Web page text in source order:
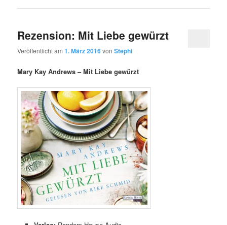
Rezension: Mit Liebe gewürzt
Veröffentlicht am1. März 2016vonStephi
Mary Kay Andrews – Mit Liebe gewürzt